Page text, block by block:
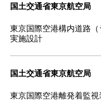
国土交通省東京航空局
東京国際空港構内道路
実施設計
国土交通省東京航空局
東京国際空港離発着監